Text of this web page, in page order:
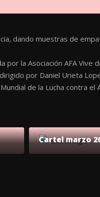
dando muestras de
por la Asociación AFA Vive
por Daniel Urieta
de la Lucha contra el
Cartel marzo